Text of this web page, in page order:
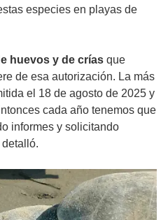
especies en playas de
huevos y de crías que
de esa autorización. La más
el 18 de agosto de 2025 y
cada año tenemos que
informes y solicitando
detalló.